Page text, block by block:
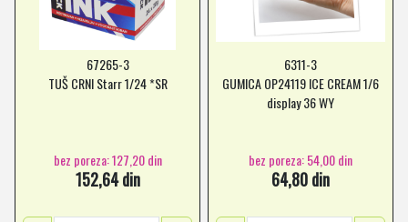
67265-3
TUŠ CRNI Starr 1/24 *SR
bez poreza: 127,20 din
152,64 din
6311-3
GUMICA OP24119 ICE CREAM 1/6
display 36 WY
bez poreza: 54,00 din
64,80 din